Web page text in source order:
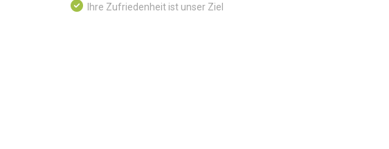
Ihre Zufriedenheit ist unser Ziel